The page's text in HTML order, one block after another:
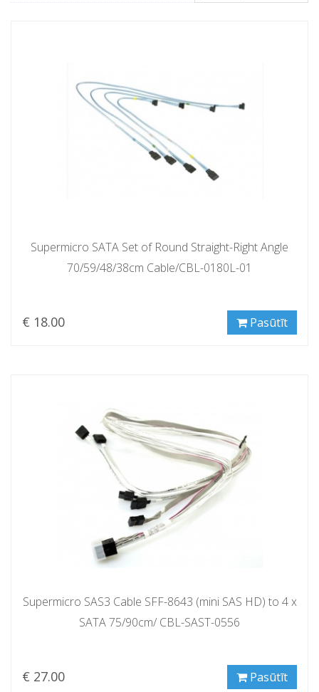
Supermicro SATA Set of Round Straight-Right Angle
70/59/48/38cm Cable/CBL-0180L-01
€ 18.00 Pasūtīt
Supermicro SAS3 Cable SFF-8643 (mini SAS HD) to 4 x
SATA 75/90cm/ CBL-SAST-0556
€ 27.00 Pasūtīt